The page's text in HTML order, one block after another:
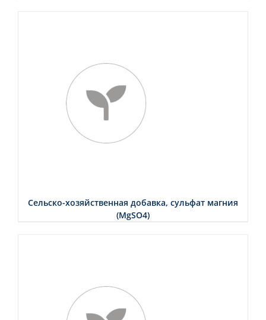
СМОТРЕТЬ
Сельско-хозяйственная добавка, сульфат магния
(MgSO4)